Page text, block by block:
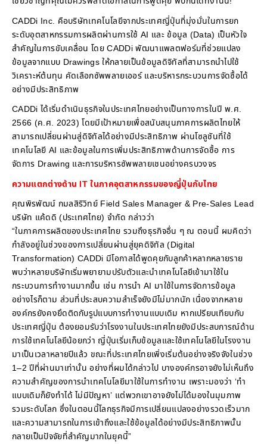
CADDi Inc. คือบริษัทเทคโนโลยีจากประเทศญี่ปุ่นที่มุ่งมั่นในการยก
ระดับอุตสาหกรรมการผลิตผ่านการใช้ AI และ ข้อมูล (Data) เป็นหัวใจ
สำคัญในการขับเคลื่อน โดย CADDi พัฒนาแพลตฟอร์มที่ช่วยแปลง
ข้อมูลจากแบบ Drawings ให้กลายเป็นข้อมูลดิจิทัลที่สามารถนำไปใช้
วิเคราะห์ต้นทุน คัดเลือกซัพพลายเออร์ และบริหารกระบวนการจัดซื้อได้
อย่างมีประสิทธิภาพ
CADDi ได้เริ่มดำเนินธุรกิจในประเทศไทยอย่างเป็นทางการในปี พ.ศ.
2566 (ค.ศ. 2023) โดยมีเป้าหมายเพื่อสนับสนุนภาคการผลิตไทยให้
สามารถเปลี่ยนผ่านสู่ดิจิทัลได้อย่างมีประสิทธิภาพ ผ่านโซลูชันที่ใช้
เทคโนโลยี AI และข้อมูลในการเพิ่มประสิทธิภาพด้านการจัดซื้อ การ
จัดการ Drawing และการบริหารซัพพลายเชนอย่างครบวงจร
ความแตกต่างด้าน IT ในภาคอุตสาหกรรมของญี่ปุ่นกับไทย
คุณพิรพัฒน์ กมลสิริวิทย์ Field Sales Manager & Pre-Sales Lead
บริษัท แค้ดดิ (ประเทศไทย) จำกัด กล่าวว่า
“ในภาคการผลิตของประเทศไทย รวมถึงธุรกิจอื่น ๆ ณ ตอนนี้ ผมคิดว่า
กำลังอยู่ในช่วงของการเปลี่ยนผ่านสู่ยุคดิจิทัล (Digital
Transformation) CADDi มีโอกาสได้พูดคุยกับลูกค้าหลากหลายราย
พบว่าหลายบริษัทเริ่มพยายามปรับตัวและนำเทคโนโลยีเข้ามาใช้ใน
กระบวนการทำงานมากขึ้น เช่น การนำ AI มาใช้ในการจัดการข้อมูล
อย่างไรก็ตาม ส่วนที่ประสบความสำเร็จยังมีไม่มากนัก เนื่องจากหลาย
องค์กรยังคงยึดติดกับรูปแบบการทำงานแบบเดิม หากเปรียบเทียบกับ
ประเทศญี่ปุ่น ต้องยอมรับว่าโรงงานในประเทศไทยยังมีประสบการณ์ด้าน
การใช้เทคโนโลยีน้อยกว่า ญี่ปุ่นเริ่มเก็บข้อมูลและใช้เทคโนโลยีในโรงงาน
มาเป็นเวลาหลายปีแล้ว ขณะที่ประเทศไทยเพิ่งเริ่มต้นอย่างจริงจังในช่วง
1–2 ปีที่ผ่านมาเท่านั้น อย่างที่ผมได้กล่าวไป บางองค์กรอาจยังไม่เห็นถึง
ความสำคัญของการนำเทคโนโลยีมาใช้ในการทำงาน เพราะมองว่า ‘ทำ
แบบเดิมก็ยังทำได้ ไม่มีปัญหา’ แต่พวกเขาอาจยังไม่ได้มองในมุมภาพ
รวมระดับโลก ซึ่งในตอนนี้โลกธุรกิจมีการเปลี่ยนแปลงอย่างรวดเร็วมาก
และความสามารถในการเข้าถึงและใช้ข้อมูลได้อย่างมีประสิทธิภาพนั้น
กลายเป็นปัจจัยที่สำคัญมากในยุคนี้”